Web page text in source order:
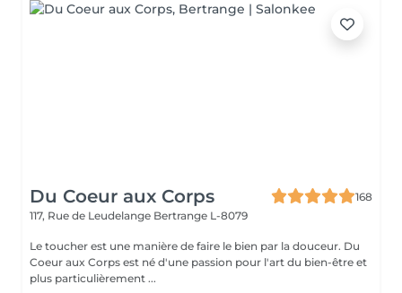
Du Coeur aux Corps
168
117, Rue de Leudelange Bertrange L-8079
Le toucher est une manière de faire le bien par la douceur. Du
Coeur aux Corps est né d'une passion pour l'art du bien-être et
plus particulièrement ...